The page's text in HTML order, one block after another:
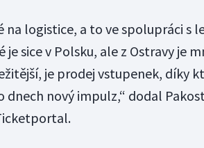
na logistice, a to ve spolupráci s
je sice v Polsku, ale z Ostravy je
je prodej vstupenek, díky
nový impulz,“ dodal